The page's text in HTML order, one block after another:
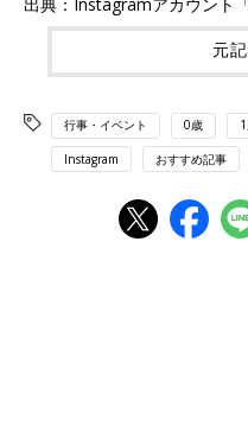
元
行事・イベント 0歳
Instagram おすすめ記事